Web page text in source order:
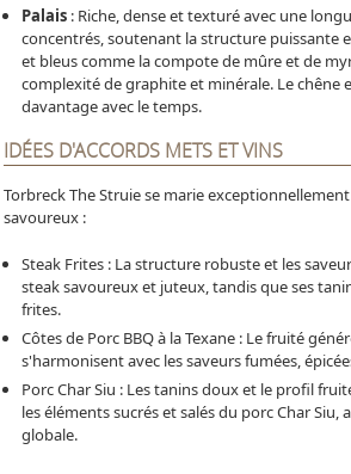
Palais : Riche, dense et texturé avec une
concentrés, soutenant la structure puissante
et bleus comme la compote de mûre et de
complexité de graphite et minérale. Le chêne
davantage avec le temps​​.
IDÉES D'ACCORDS METS ET VINS
Torbreck The Struie se marie
savoureux :
Steak Frites : La structure robuste et les
steak savoureux et juteux, tandis que ses
frites.
Côtes de Porc BBQ à la Texane : Le fruité
s'harmonisent avec les saveurs fumées,
Porc Char Siu : Les tanins doux et le profil
les éléments sucrés et salés du porc Char
globale​​.